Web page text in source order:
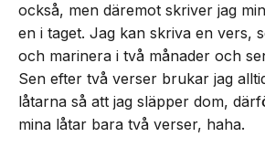
också, men däremot skriver jag
en i taget. Jag kan skriva en vers,
och marinera i två månader och
Sen efter två verser brukar jag
låtarna så att jag släpper dom,
mina låtar bara två verser, haha.